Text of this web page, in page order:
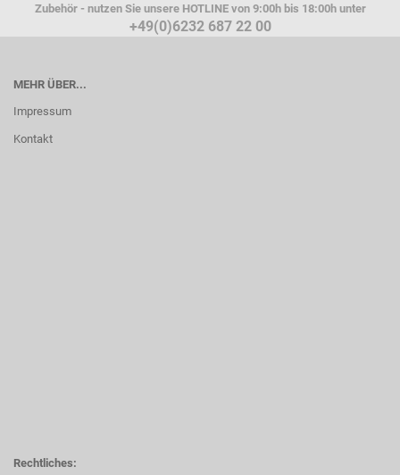
Zubehör - nutzen Sie unsere HOTLINE von 9:00h bis 18:00h unter
+49(0)6232 687 22 00
MEHR ÜBER...
Impressum
Kontakt
Rechtliches: